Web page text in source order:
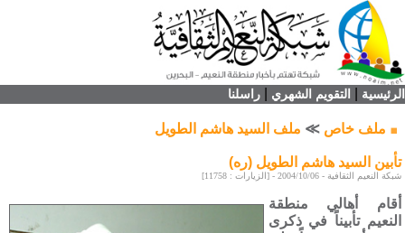
الرئيسية التقويم الشهري راسلنا
ملف خاص ≫ ملف السيد هاشم الطويل
تأبين السيد هاشم الطويل (ره)
شبكة النعيم الثقافية - 2004/10/06 - [الزيارات : 11758]
أقام أهالي منطقة
النعيم تأبيناً في ذكرى